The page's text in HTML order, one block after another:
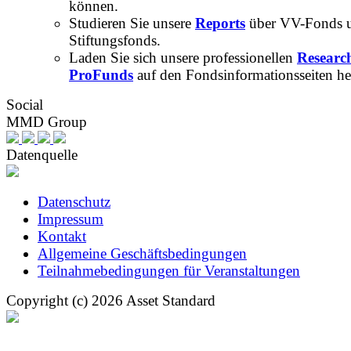
können.
Studieren Sie unsere Reports über VV-Fonds
Stiftungsfonds.
Laden Sie sich unsere professionellen
ProFunds auf den Fondsinformationsseiten
Social
MMD Group
Datenquelle
Datenschutz
Impressum
Kontakt
Allgemeine Geschäftsbedingungen
Teilnahmebedingungen für Veranstaltungen
Copyright (c) 2026 Asset Standard